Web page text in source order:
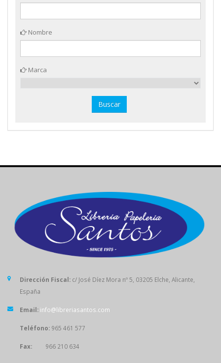
Nombre
Marca
Dirección Fiscal: c/ José Díez Mora nº 5, 03205 Elche, Alicante,
España
Email: info@libreriasantos.com
Teléfono: 965 461 577
Fax: 966 210 634